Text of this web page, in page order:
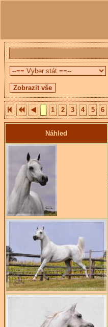
1 2 3 4 5 6
Náhled